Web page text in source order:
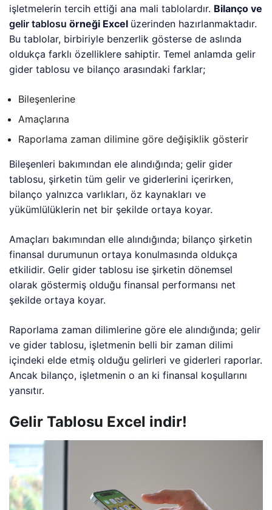
işletmelerin tercih ettiği ana mali tablolardır. Bilanço ve
gelir tablosuörneği Excel üzerinden hazırlanmaktadır.
Bu tablolar, birbiriyle benzerlik gösterse de aslında
oldukça farklı özelliklere sahiptir. Temel anlamda gelir
gider tablosu ve bilanço arasındaki farklar;
Bileşenlerine
Amaçlarına
Raporlama zaman dilimine göre değişiklik gösterir
Bileşenleri bakımından ele alındığında; gelir gider
tablosu, şirketin tüm gelir ve giderlerini içerirken,
bilanço yalnızca varlıkları, öz kaynakları ve
yükümlülüklerin net bir şekilde ortaya koyar.
Amaçları bakımından elle alındığında; bilanço şirketin
finansal durumunun ortaya konulmasında oldukça
etkilidir. Gelir gider tablosu ise şirketin dönemsel
olarak göstermiş olduğu finansal performansı net
şekilde ortaya koyar.
Raporlama zaman dilimlerine göre ele alındığında; gelir
ve gider tablosu, işletmenin belli bir zaman dilimi
içindeki elde etmiş olduğu gelirleri ve giderleri raporlar.
Ancak bilanço, işletmenin o an ki finansal koşullarını
yansıtır.
Gelir Tablosu Excel indir!